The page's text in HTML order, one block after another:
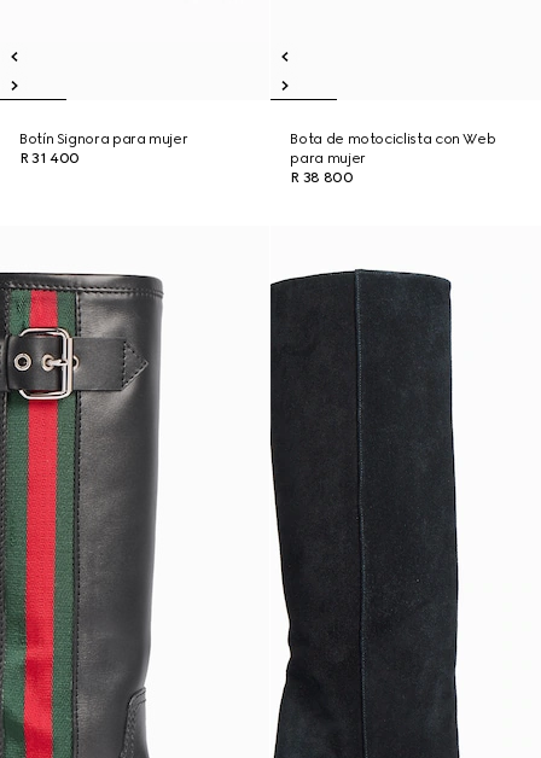
Botín Signora para mujer
R 31 400
Bota de motociclista con Web
para mujer
R 38 800